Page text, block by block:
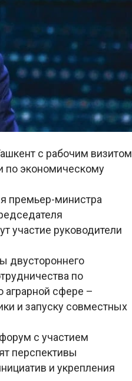
с рабочим визитом
по экономическому
премьер-министра
участие руководители
двустороннего
по
сфере –
и запуску совместных
с участием
перспективы
и укрепления